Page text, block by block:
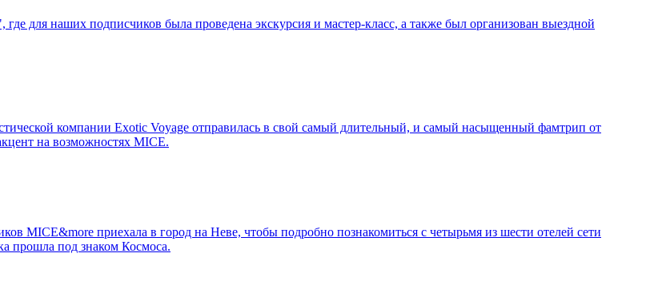
для наших подписчиков была проведена экскурсия и мастер-класс, а также был организован выездной
компании Exotic Voyage отправилась в свой самый длительный, и самый насыщенный фамтрип от
на возможностях MICE.
MICE&more приехала в город на Неве, чтобы подробно познакомиться с четырьмя из шести отелей сети
прошла под знаком Космоса.